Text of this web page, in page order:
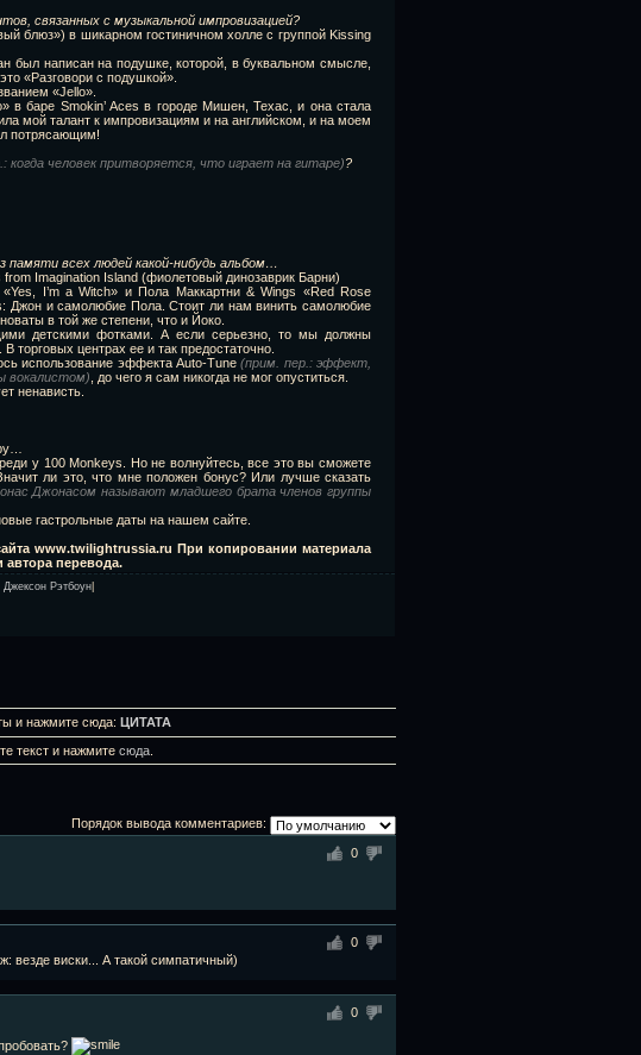
связанных с музыкальной импровизацией?
блюз») в шикарном гостиничном холле с группой Kissing
был написан на подушке, которой, в буквальном смысле,
«Разговори с подушкой».
«Jello».
в баре Smokin’ Aces в городе Мишен, Техас, и она стала
мой талант к импровизациям и на английском, и на моем
потрясающим!
когда человек притворяется, что играет на гитаре)?
всех людей какой-нибудь альбом…
from Imagination Island (фиолетовый динозаврик Барни)
I’m a Witch» и Пола Маккартни & Wings «Red Rose
Джон и самолюбие Пола. Стоит ли нам винить самолюбие
в той же степени, что и Йоко.
детскими фотками. А если серьезно, то мы должны
торговых центрах ее и так предостаточно.
использование эффекта Auto-Tune(прим. пер.: эффект,
вокалистом) , до чего я сам никогда не мог опуститься.
ненависть.
у 100 Monkeys. Но не волнуйтесь, все это вы сможете
ли это, что мне положен бонус? Или лучше сказать
Джонасом называют младшего брата членов группы
гастрольные даты на нашем сайте.
www.twilightrussia.ru При копировании материала
автора перевода.
Джексон Рэтбоун
и нажмите сюда: ЦИТАТА
текст и нажмите сюда
Порядок вывода комментариев:
0
0
везде виски... А такой симпатичный)
0